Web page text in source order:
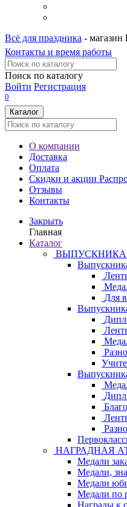
Всё для праздника - магазин
Контакты и время работы
Поиск по каталогу
Войти Регистрация
0
Каталог
О компании
Доставка
Оплата
Скидки и акции
Отзывы
Контакты
Закрыть
Главная
Каталог
Для
НАГРАДНАЯ
Медали
Медали,
Медали
Медали по
Награды к